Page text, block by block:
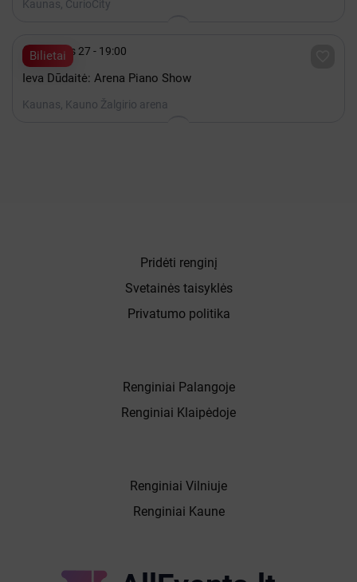
Kaunas, CurioCity
Bilietai
 Gruodis 27 - 19:00
Ieva Dūdaitė: Arena Piano Show
Kaunas, Kauno Žalgirio arena
Renginiai Vilniuje
Renginiai Kaune
Renginiai Palangoje
Renginiai Klaipėdoje
Pridėti renginį
Svetainės taisyklės
Privatumo politika